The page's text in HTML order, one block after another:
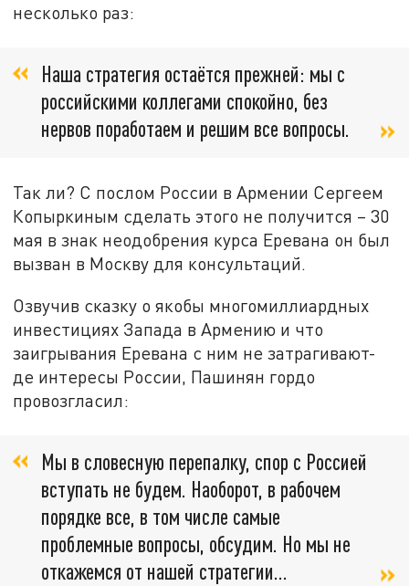
несколько раз:
Наша стратегия остаётся прежней: мы с
российскими коллегами спокойно, без
нервов поработаем и решим все вопросы.
Так ли? С послом России в Армении Сергеем
Копыркиным сделать этого не получится – 30
мая в знак неодобрения курса Еревана он был
вызван в Москву для консультаций.
Озвучив сказку о якобы многомиллиардных
инвестициях Запада в Армению и что
заигрывания Еревана с ним не затрагивают-
де интересы России, Пашинян гордо
провозгласил:
Мы в словесную перепалку, спор с Россией
вступать не будем. Наоборот, в рабочем
порядке все, в том числе самые
проблемные вопросы, обсудим. Но мы не
откажемся от нашей стратегии…